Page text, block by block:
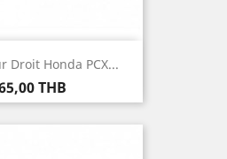
Droit Honda PCX...
THB